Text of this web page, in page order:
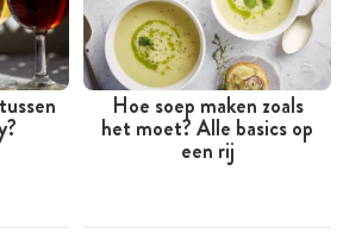
Hoe soep maken zoals
het moet? Alle basics op
een rij